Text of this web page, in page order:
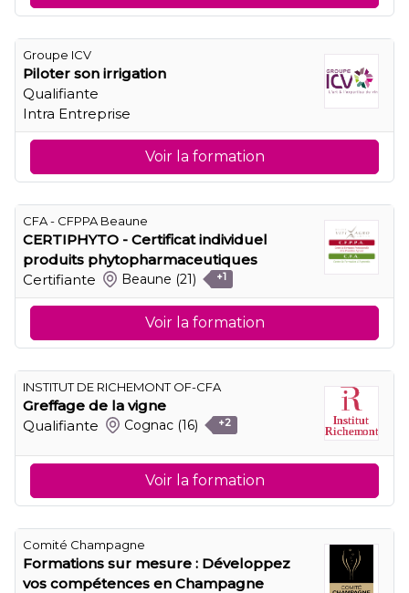
Groupe ICV
Piloter son irrigation
Qualifiante
Intra Entreprise
Voir la formation
CFA - CFPPA Beaune
CERTIPHYTO - Certificat individuel
produits phytopharmaceutiques
Certifiante
Beaune (21) +1
Voir la formation
INSTITUT DE RICHEMONT OF-CFA
Greffage de la vigne
Qualifiante
Cognac (16) +2
Voir la formation
Comité Champagne
Formations sur mesure : Développez
vos compétences en Champagne